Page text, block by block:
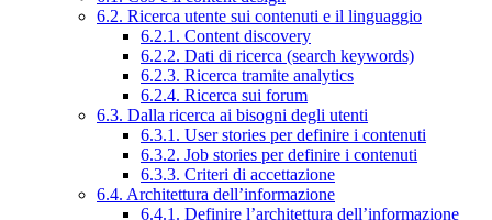
6.2. Ricerca utente sui contenuti e il linguaggio
6.2.1. Content discovery
6.2.2. Dati di ricerca (search keywords)
6.2.3. Ricerca tramite analytics
6.2.4. Ricerca sui forum
6.3. Dalla ricerca ai bisogni degli utenti
6.3.1. User stories per definire i contenuti
6.3.2. Job stories per definire i contenuti
6.3.3. Criteri di accettazione
6.4. Architettura dell’informazione
6.4.1. Definire l’architettura dell’informazione